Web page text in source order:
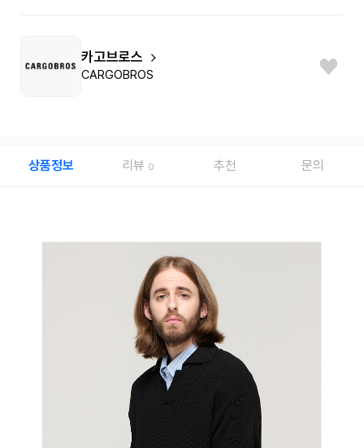
카고브로스
CARGOBROS
상품정보 리뷰 0 추천 문의